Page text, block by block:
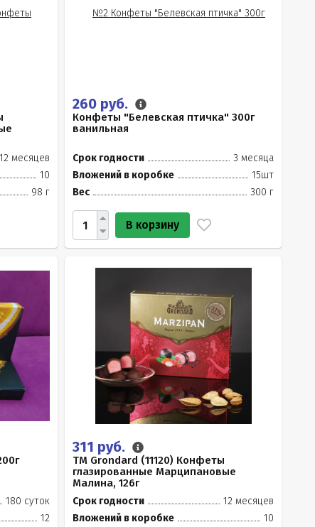
12 месяцев
10
98 г
260 руб.
Конфеты "Белевская птичка" 300г
ванильная
Срок годности
3 месяца
Вложений в коробке
15шт
Вес
300 г
В корзину
180 суток
12
311 руб.
TM Grondard (11120) Конфеты
глазированные Марципановые
Малина, 126г
Срок годности
12 месяцев
Вложений в коробке
10